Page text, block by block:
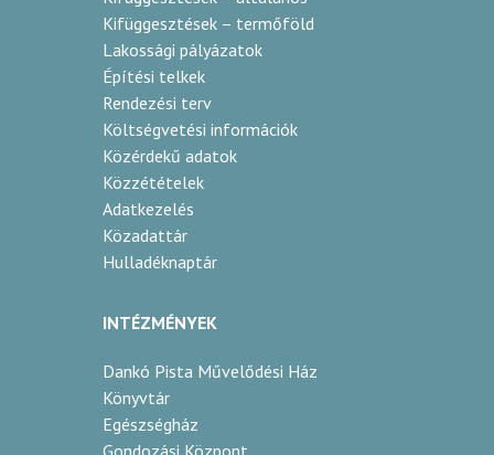
Kifüggesztések – termőföld
Lakossági pályázatok
Építési telkek
Rendezési terv
Költségvetési információk
Közérdekű adatok
Közzétételek
Adatkezelés
Közadattár
Hulladéknaptár
INTÉZMÉNYEK
Dankó Pista Művelődési Ház
Könyvtár
Egészségház
Gondozási Központ